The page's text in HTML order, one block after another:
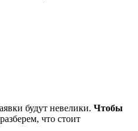
будут невелики. Чтобы
что стоит